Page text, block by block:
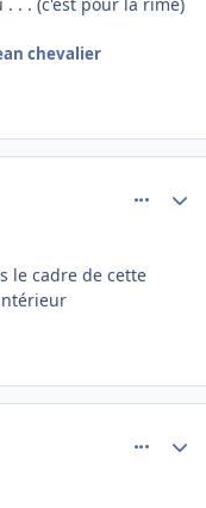
chevalier
le cadre de cette